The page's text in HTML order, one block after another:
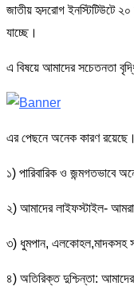
জাতীয় হৃদরোগ ইনস্টিটিউটে
যাচ্ছে।
এ বিষয়ে আমাদের সচেতনতা
এর পেছনে অনেক কারণ
১) পারিবারিক ও জন্মগতভাবে
২) আমাদের লাইফস্টাইল- আমরা
৩) ধুমপান, এলকোহল,মাদকসহ
৪) অতিরিক্ত দুশ্চিন্তা: